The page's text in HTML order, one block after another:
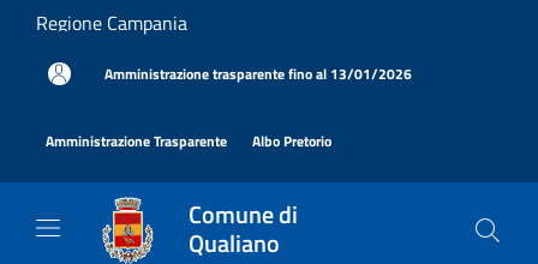
Salta al contenuto principale
Regione Campania
Amministrazione trasparente fino al 13/01/2026
Amministrazione Trasparente Albo Pretorio
Comune di
Qualiano